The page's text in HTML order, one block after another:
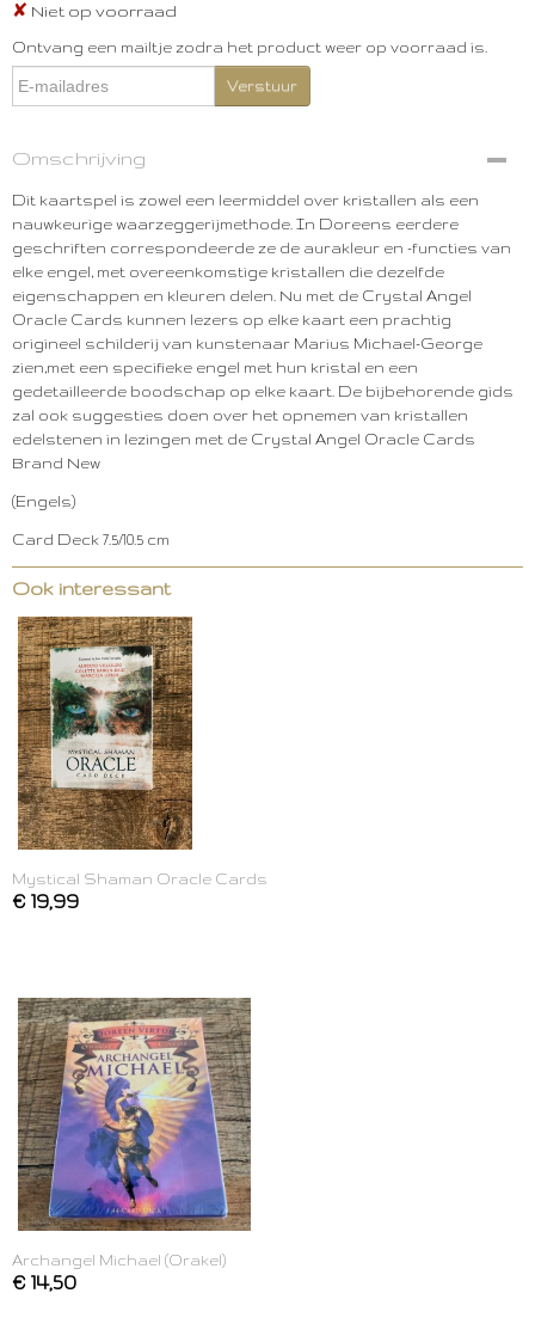
✘ Niet op voorraad
Ontvang een mailtje zodra het product weer op voorraad is.
Verstuur
Omschrijving
Dit kaartspel is zowel een leermiddel over kristallen als een
nauwkeurige waarzeggerijmethode. In Doreens eerdere
geschriften correspondeerde ze de aurakleur en -functies van
elke engel, met overeenkomstige kristallen die dezelfde
eigenschappen en kleuren delen. Nu met de Crystal Angel
Oracle Cards kunnen lezers op elke kaart een prachtig
origineel schilderij van kunstenaar Marius Michael-George
zien,met een specifieke engel met hun kristal en een
gedetailleerde boodschap op elke kaart. De bijbehorende gids
zal ook suggesties doen over het opnemen van kristallen
edelstenen in lezingen met de Crystal Angel Oracle Cards
Brand New
(Engels)
Card Deck 7.5/10.5 cm
Ook interessant
Mystical Shaman Oracle Cards
€ 19,99
Archangel Michael (Orakel)
€ 14,50